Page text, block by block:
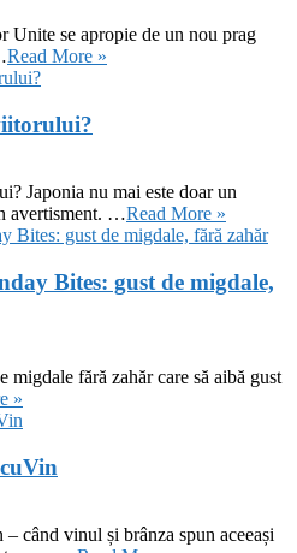
Unite se apropie de un nou prag
Read More »
Japonia nu mai este doar un
avertisment. …Read More »
Bites: gust de migdale,
migdale fără zahăr care să aibă gust
»
când vinul și brânza spun aceeași